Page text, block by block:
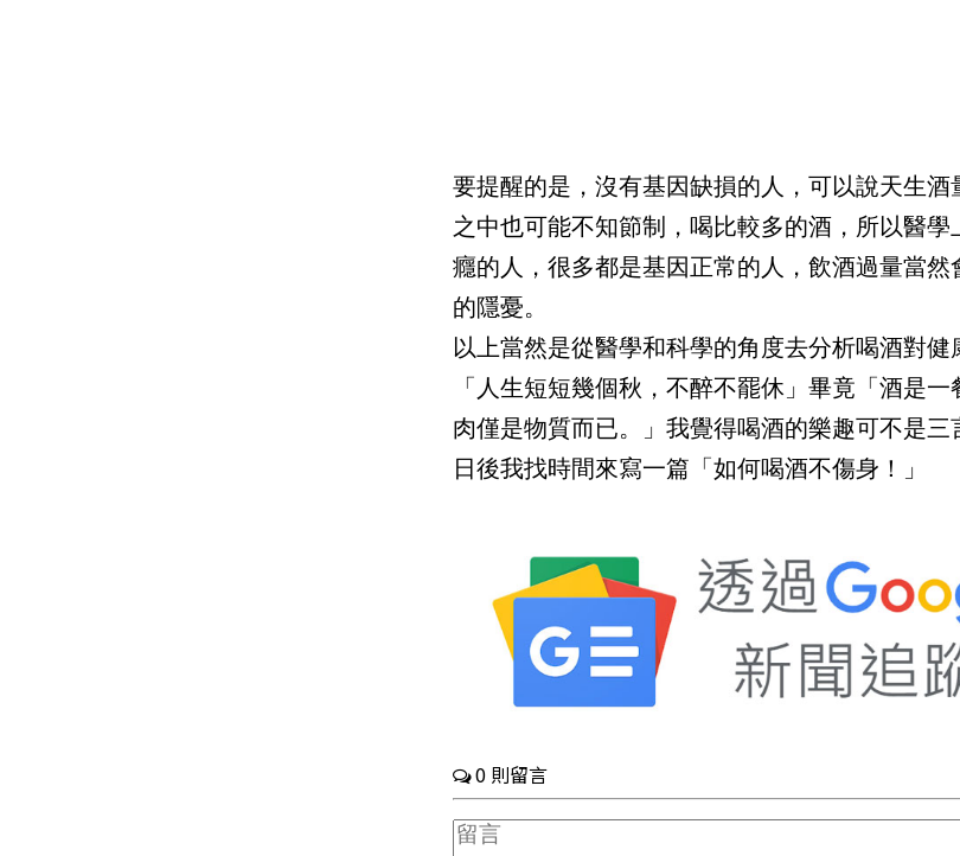
要提醒的是，沒有基因缺損的人，可以說天生酒
之中也可能不知節制，喝比較多的酒，所以醫學
癮的人，很多都是基因正常的人，飲酒過量當然
的隱憂。
以上當然是從醫學和科學的角度去分析喝酒對健
「人生短短幾個秋，不醉不罷休」畢竟「酒是一
肉僅是物質而已。」我覺得喝酒的樂趣可不是三
日後我找時間來寫一篇「如何喝酒不傷身！」